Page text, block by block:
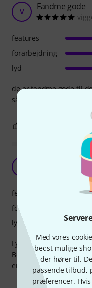
Med vores
bedst mulige
der hører til.
passende tilbud,
præferencer.
V Fandme gode
de er fandme gode til
så godt
features
forarbejdning
lyd
Lyden er super fin,
Behringer synth det kan
erfaring.
features
forarbejdning
lyd